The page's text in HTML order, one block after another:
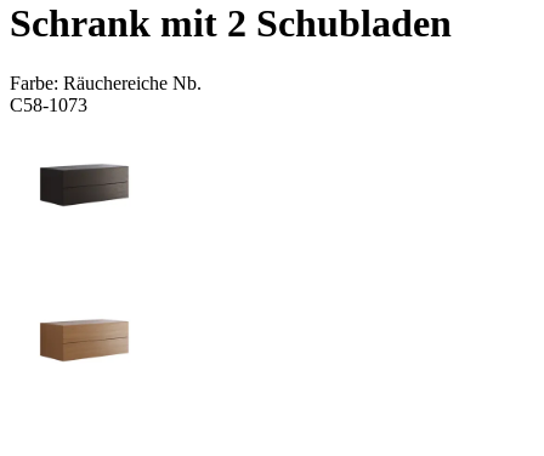
Schrank mit 2 Schubladen
Farbe: Räuchereiche Nb.
C58-1073